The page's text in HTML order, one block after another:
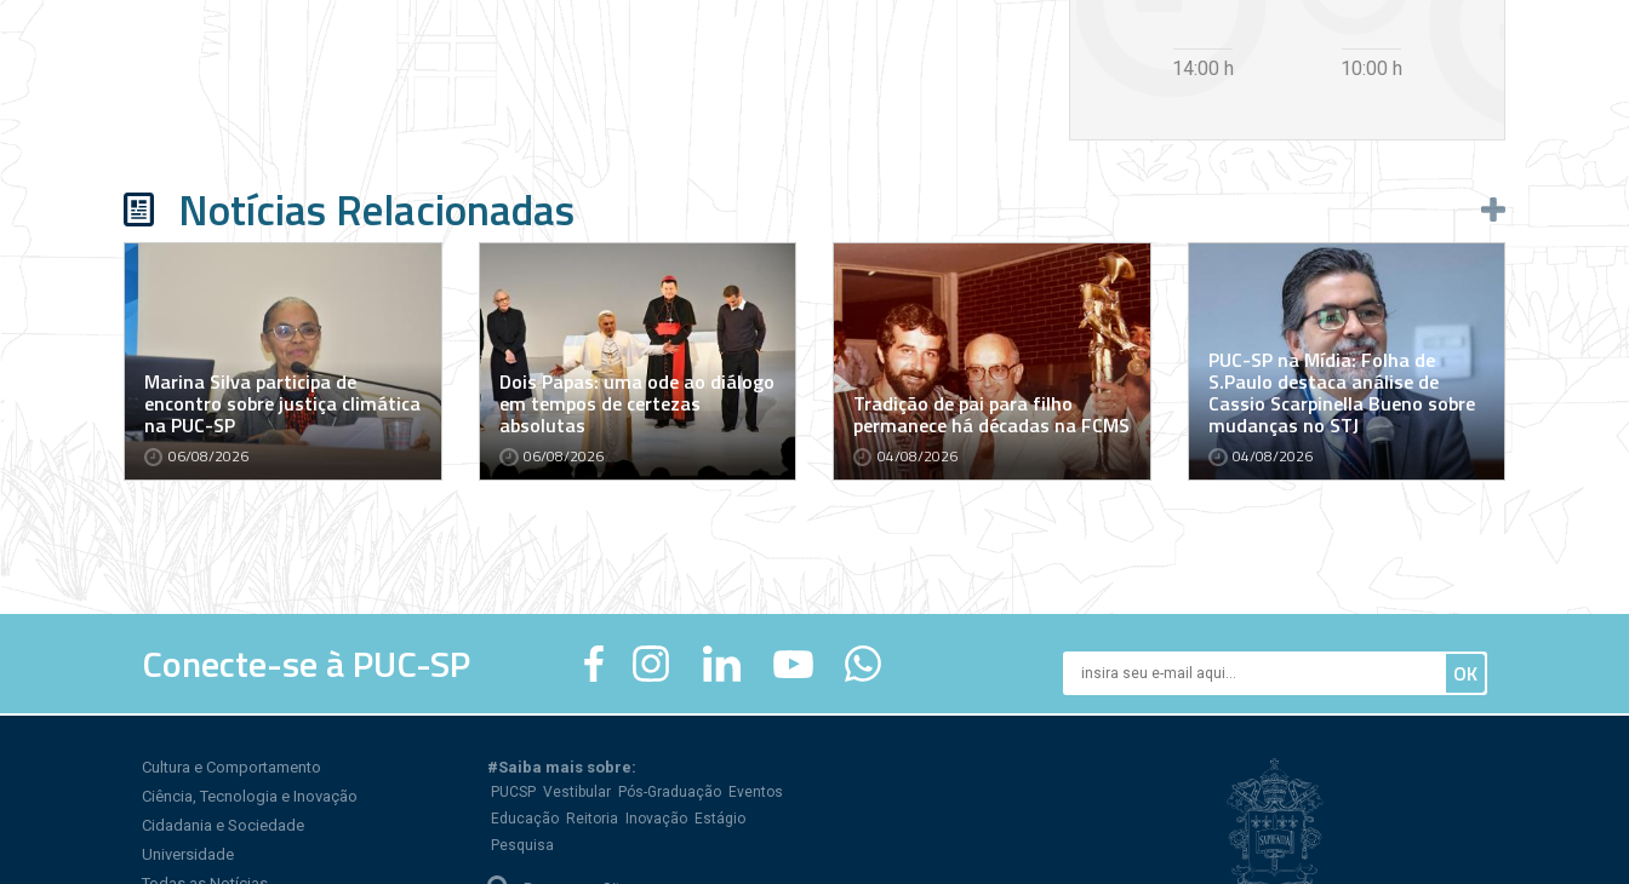
14:00 h 10:00 h
Notícias Relacionadas
Marina Silva participa de
encontro sobre justiça climática
na PUC-SP
06/08/2026
Dois Papas: uma ode ao diálogo
em tempos de certezas
absolutas
06/08/2026
Tradição de pai para filho
permanece há décadas na FCMS
04/08/2026
PUC-SP na Mídia: Folha de
S.Paulo destaca análise de
Cassio Scarpinella Bueno sobre
mudanças no STJ
04/08/2026
Conecte-se à PUC-SP
Cultura e Comportamento
Ciência, Tecnologia e Inovação
Cidadania e Sociedade
Universidade
#Saiba mais sobre:
PUCSP Vestibular Pós-Graduação Eventos
Educação Reitoria Inovação Estágio
Pesquisa